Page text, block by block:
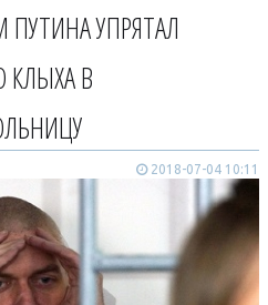
УПРЯТАЛ
В
2018-07-04 10:11